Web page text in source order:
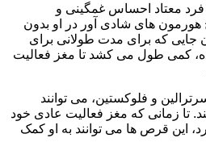
فرد معتاد احساس غمگینی و
های شادی آور در او بدون
جایی که برای مدت طولانی برای
کمی طول می کشد تا مغز فعالیت
و فلوکستین، می توانند
تا زمانی که مغز فعالیت عادی خود
این قرص ها می توانند به او کمک